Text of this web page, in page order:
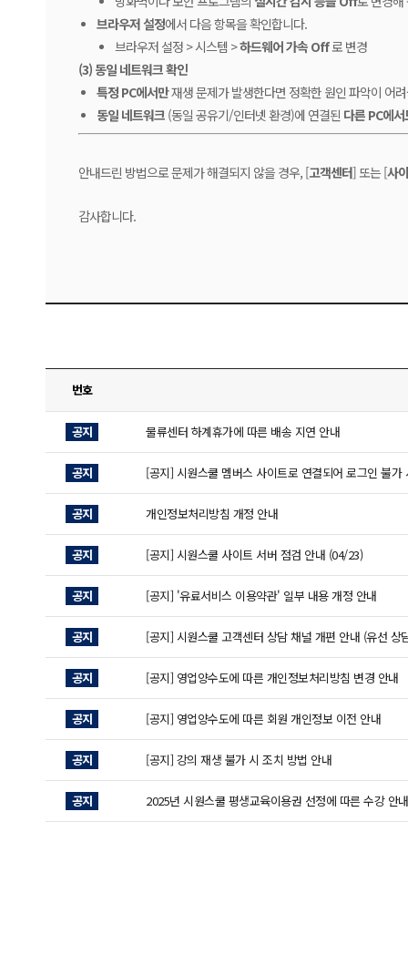
브라우저 설정에서 다음 항목을 확인합니다.
브라우저 설정 > 시스템 >하드웨어 가속 Off로 변경
(3) 동일 네트워크 확인
특정 PC에서만재생 문제가 발생한다면 정확한 원인 파악이 어
동일 네트워크 (동일 공유기/인터넷 환경)에 연결된 다른 PC에
안내드린 방법으로 문제가 해결되지 않을 경우, [고객센터] 또는 [사
감사합니다.
번호
공지 물류센터 하계휴가에 따른 배송 지연 안내
공지 [공지] 시원스쿨 멤버스 사이트로 연결되어 로그인 불가
공지 개인정보처리방침 개정 안내
공지 [공지] 시원스쿨 사이트 서버 점검 안내 (04/23)
공지 [공지] '유료서비스 이용약관' 일부 내용 개정 안내
공지 [공지] 시원스쿨 고객센터 상담 채널 개편 안내 (유선 상
공지 [공지] 영업양수도에 따른 개인정보처리방침 변경 안내
공지 [공지] 영업양수도에 따른 회원 개인정보 이전 안내
공지 [공지] 강의 재생 불가 시 조치 방법 안내
공지 2025년 시원스쿨 평생교육이용권 선정에 따른 수강 안